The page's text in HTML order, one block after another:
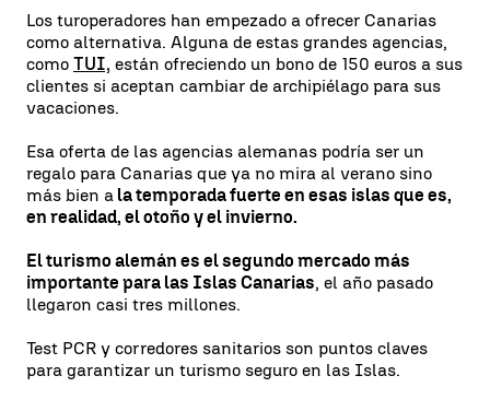
Los turoperadores han empezado a ofrecer Canarias
como alternativa. Alguna de estas grandes agencias,
como TUI, están ofreciendo un bono de 150 euros a sus
clientes si aceptan cambiar de archipiélago para sus
vacaciones.
Esa oferta de las agencias alemanas podría ser un
regalo para Canarias que ya no mira al verano sino
más bien a la temporada fuerte en esas islas que es,
en realidad, el otoño y el invierno.
El turismo alemán es el segundo mercado más
importante para las Islas Canarias, el año pasado
llegaron casi tres millones.
Test PCR y corredores sanitarios son puntos claves
para garantizar un turismo seguro en las Islas.